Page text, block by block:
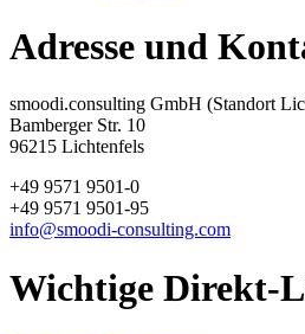
Adresse und
smoodi.consulting GmbH (Standort
Bamberger Str. 10
96215 Lichtenfels
+49 9571 9501-0
+49 9571 9501-95
info@smoodi-consulting.com
Wichtige Direkt-